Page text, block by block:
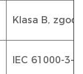
Klasa B,
IEC 61000-3-2